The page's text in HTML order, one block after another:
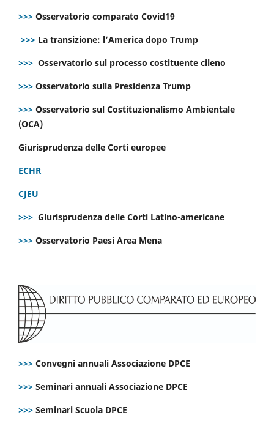
>>> Osservatorio comparato Covid19
>>> La transizione: l’America dopo Trump
>>> Osservatorio sul processo costituente cileno
>>> Osservatorio sulla Presidenza Trump
>>> Osservatorio sul Costituzionalismo Ambientale
(OCA)
Giurisprudenza delle Corti europee
ECHR
CJEU
>>> Giurisprudenza delle Corti Latino-americane
>>> Osservatorio Paesi Area Mena
>>> Convegni annuali Associazione DPCE
>>> Seminari annuali Associazione DPCE
>>> Seminari Scuola DPCE